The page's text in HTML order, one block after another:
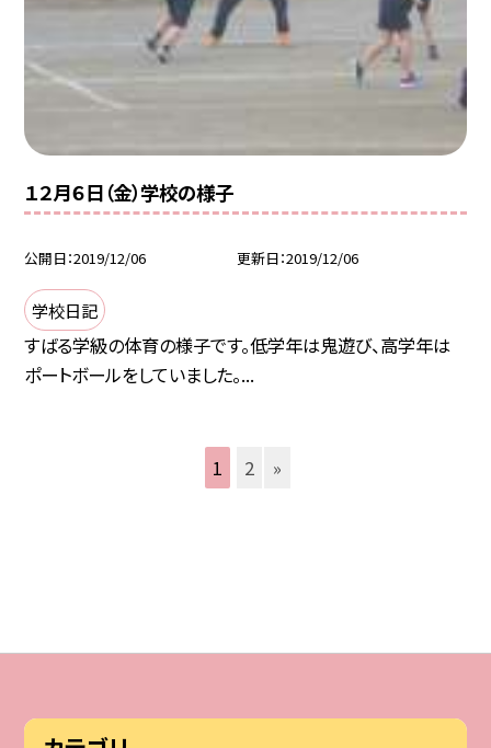
１２月６日（金）学校の様子
公開日 2019/12/06 更新日 2019/12/06
学校日記
すばる学級の体育の様子です。低学年は鬼遊び、高学年は
ポートボールをしていました。...
1 2 »